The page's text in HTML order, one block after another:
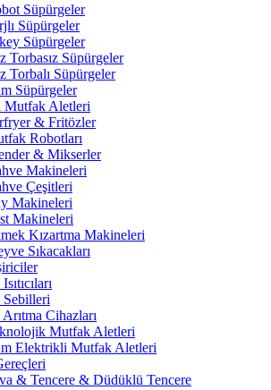
Süpürgeler
Süpürgeler
Süpürgeler
Torbasız Süpürgeler
Torbalı Süpürgeler
Süpürgeler
Aletleri
& Fritözler
Robotları
& Mikserler
Makineleri
Çeşitleri
Makineleri
Makineleri
Kızartma Makineleri
Sıkacakları
Sebilleri
Arıtma Cihazları
Mutfak Aletleri
Elektrikli Mutfak Aletleri
& Tencere & Düdüklü Tencere